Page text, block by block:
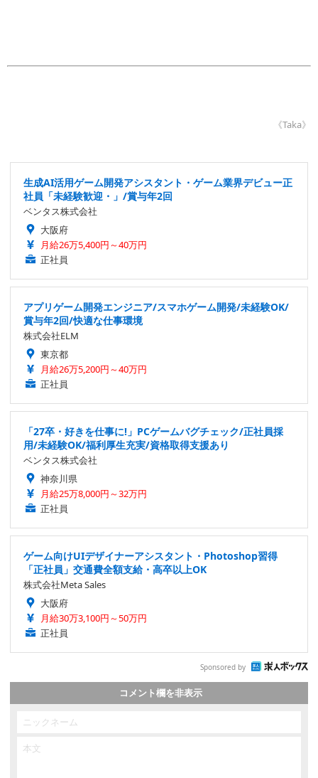
《Taka》
生成AI活用ゲーム開発アシスタント・ゲーム業界デビュー正
社員「未経験歓迎・」/賞与年2回
ベンタス株式会社
大阪府
月給26万5,400円～40万円
正社員
アプリゲーム開発エンジニア/スマホゲーム開発/未経験OK/
賞与年2回/快適な仕事環境
株式会社ELM
東京都
月給26万5,200円～40万円
正社員
「27卒・好きを仕事に!」PCゲームバグチェック/正社員採
用/未経験OK/福利厚生充実/資格取得支援あり
ベンタス株式会社
神奈川県
月給25万8,000円～32万円
正社員
ゲーム向けUIデザイナーアシスタント・Photoshop習得
「正社員」交通費全額支給・高卒以上OK
株式会社Meta Sales
大阪府
月給30万3,100円～50万円
正社員
Sponsored by
コメント欄を非表示